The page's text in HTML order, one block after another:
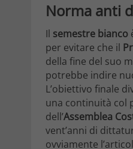
Norma anti
Il semestre bianco
per evitare che il
della fine del suo
potrebbe indire
L’obiettivo finale
una continuità col
dell’Assemblea
vent’anni di
ovviamente